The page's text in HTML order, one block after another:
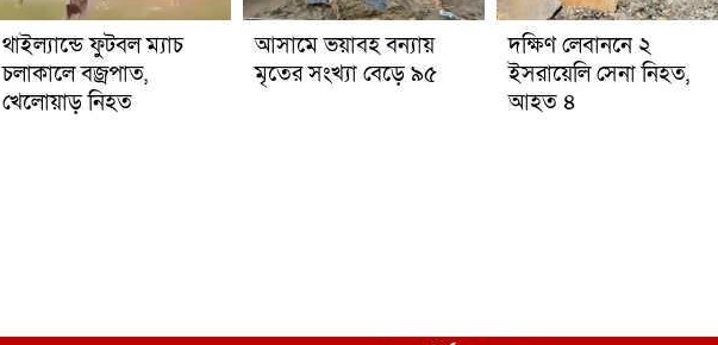
থাইল্যান্ডে ফুটবল ম্যাচ
চলাকালে বজ্রপাত,
খেলোয়াড় নিহত
আসামে ভয়াবহ বন্যায়
মৃতের সংখ্যা বেড়ে ৯৫
দক্ষিণ লেবাননে ২
ইসরায়েলি সেনা নিহত,
আহত ৪